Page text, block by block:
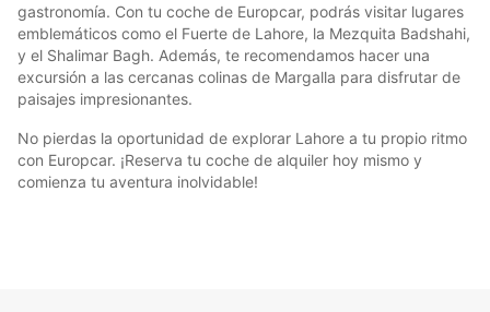
gastronomía. Con tu coche de Europcar, podrás visitar lugares
emblemáticos como el Fuerte de Lahore, la Mezquita Badshahi,
y el Shalimar Bagh. Además, te recomendamos hacer una
excursión a las cercanas colinas de Margalla para disfrutar de
paisajes impresionantes.
No pierdas la oportunidad de explorar Lahore a tu propio ritmo
con Europcar. ¡Reserva tu coche de alquiler hoy mismo y
comienza tu aventura inolvidable!